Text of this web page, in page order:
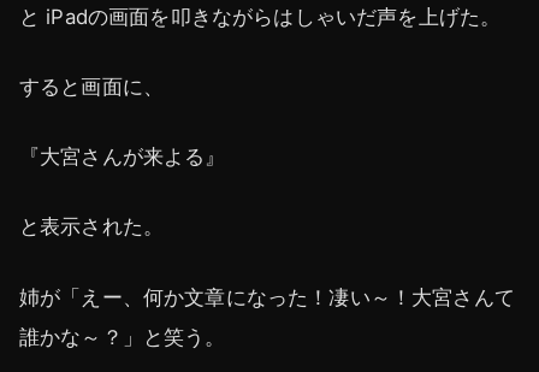
と iPadの画面を叩きながらはしゃいだ声を上げた。
すると画面に、
『大宮さんが来よる』
と表示された。
姉が「えー、何か文章になった！凄い～！大宮さんて
誰かな～？」と笑う。